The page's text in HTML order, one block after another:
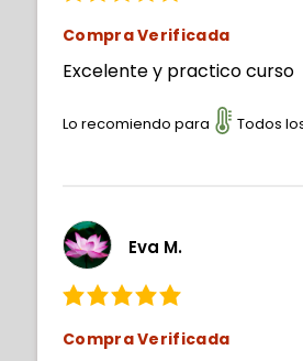
Compra Verificada
Excelente y practico curso
Lo recomiendo para Todos
Eva M.
Compra Verificada